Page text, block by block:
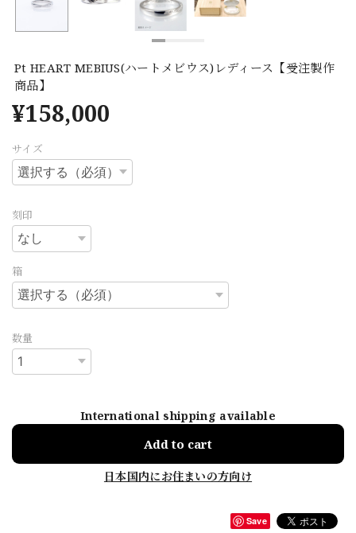
Pt HEART MEBIUS(ハートメビウス)レディース【受注製作
商品】
¥158,000
サイズ
刻印
箱
数量
International shipping available
Add to cart
日本国内にお住まいの方向け
Save